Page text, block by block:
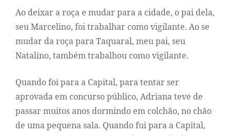
Ao deixar a roça e mudar para a cidade, o pai dela,
seu Marcelino, foi trabalhar como vigilante. Ao se
mudar da roça para Taquaral, meu pai, seu
Natalino, também trabalhou como vigilante.
Quando foi para a Capital, para tentar ser
aprovada em concurso público, Adriana teve de
passar muitos anos dormindo em colchão, no chão
de uma pequena sala. Quando fui para a Capital,